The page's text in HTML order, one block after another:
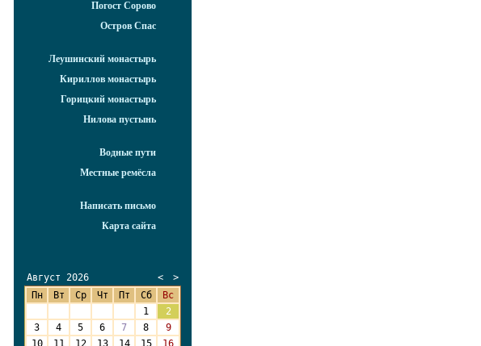
Погост Сорово
Остров Спас
Леушинский монастырь
Кириллов монастырь
Горицкий монастырь
Нилова пустынь
Водные пути
Местные ремёсла
Написать письмо
Карта сайта
Август 2026 <
>
Пн
Вт Ср Чт Пт Сб
Вс
1
2
3
4 5 6 7 8
9
10
11 12 13 14 15
16